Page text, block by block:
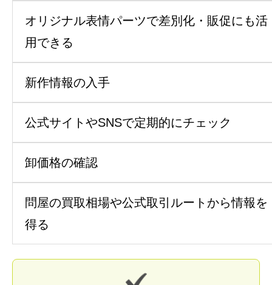
オリジナル表情パーツで差別化・販促にも活
用できる
新作情報の入手
公式サイトやSNSで定期的にチェック
卸価格の確認
問屋の買取相場や公式取引ルートから情報を
得る